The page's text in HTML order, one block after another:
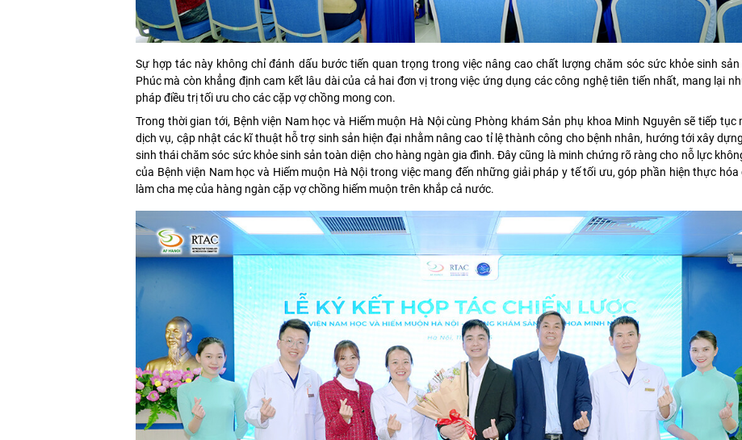
Sự hợp tác này không chỉ đánh dấu bước tiến quan trọng trong việc nâng cao chất lượng chăm sóc sức khỏe sinh sản
Phúc mà còn khẳng định cam kết lâu dài của cả hai đơn vị trong việc ứng dụng các công nghệ tiên tiến nhất, mang lại
pháp điều trị tối ưu cho các cặp vợ chồng mong con.
Trong thời gian tới, Bệnh viện Nam học và Hiếm muộn Hà Nội cùng Phòng khám Sản phụ khoa Minh Nguyên sẽ tiếp tục
dịch vụ, cập nhật các kĩ thuật hỗ trợ sinh sản hiện đại nhằm nâng cao tỉ lệ thành công cho bệnh nhân, hướng tới xây
sinh thái chăm sóc sức khỏe sinh sản toàn diện cho hàng ngàn gia đình. Đây cũng là minh chứng rõ ràng cho nỗ lực
của Bệnh viện Nam học và Hiếm muộn Hà Nội trong việc mang đến những giải pháp y tế tối ưu, góp phần hiện thực hóa
làm cha mẹ của hàng ngàn cặp vợ chồng hiếm muộn trên khắp cả nước.